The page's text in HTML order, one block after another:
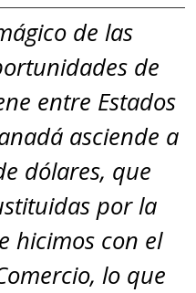
de las
de
entre Estados
asciende a
dólares, que
por la
hicimos con el
lo que